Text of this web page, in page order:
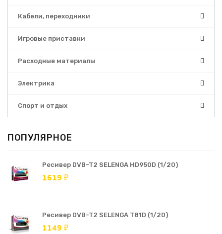
Кабели, переходники
Игровые приставки
Расходные материалы
Электрика
Спорт и отдых
ПОПУЛЯРНОЕ
Ресивер DVB-T2 SELENGA HD950D (1/20)
1619 ₽
Ресивер DVB-T2 SELENGA T81D (1/20)
1149 ₽